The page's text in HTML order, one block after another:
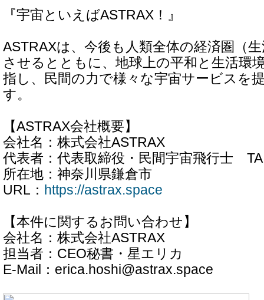
『宇宙といえばASTRAX！』
ASTRAXは、今後も人類全体の経済圏（
させるとともに、地球上の平和と生活環
指し、民間の力で様々な宇宙サービスを
す。
【ASTRAX会社概要】
会社名：株式会社ASTRAX
代表者：代表取締役・民間宇宙飛行士
所在地：神奈川県鎌倉市
URL： https://astrax.space
【本件に関するお問い合わせ】
会社名：株式会社ASTRAX
担当者：CEO秘書・星エリカ
E-Mail：erica.hoshi@astrax.space